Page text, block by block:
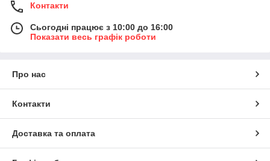
Контакти
Сьогодні працює з 10:00 до 16:00
Показати весь графік роботи
Про нас
Контакти
Доставка та оплата